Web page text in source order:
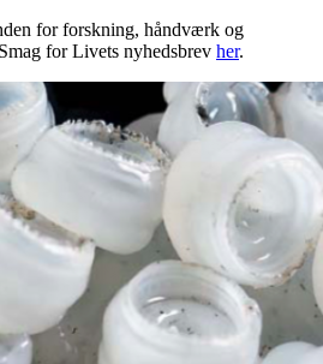
for forskning, håndværk og
for Livets nyhedsbrev her.